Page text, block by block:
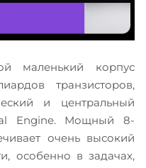
маленький корпус
транзисторов,
и центральный
Engine. Мощный 8-
очень высокий
особенно в задачах,